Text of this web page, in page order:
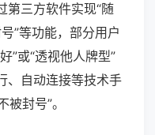
第三方软件实现“随
”等功能，部分用户
”或“透视他人牌型”
、自动连接等技术手
封号”。